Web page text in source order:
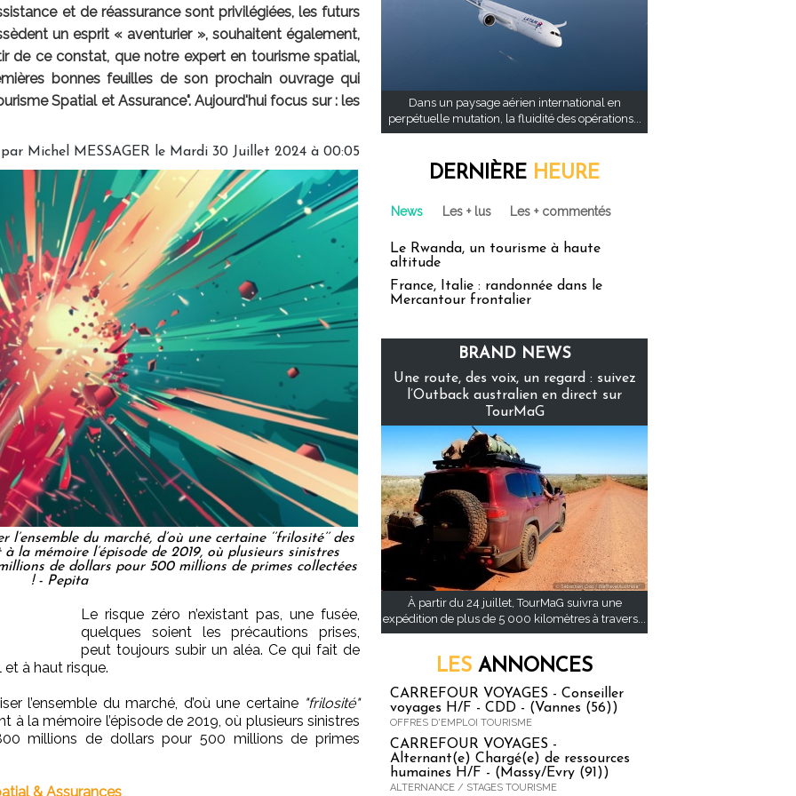
et de réassurance sont privilégiées, les futurs
un esprit « aventurier », souhaitent également,
de ce constat, que notre expert en tourisme spatial,
bonnes feuilles de son prochain ouvrage qui
Spatial et Assurance". Aujourd'hui focus sur : les
Michel MESSAGER le Mardi 30 Juillet 2024 à 00:05
du marché, d’où une certaine ‘’frilosité’’ des
la mémoire l’épisode de 2019, où plusieurs sinistres
de dollars pour 500 millions de primes collectées
! - Pepita
Le risque zéro n’existant pas, une fusée,
quelques soient les précautions prises,
peut toujours subir un aléa. Ce qui fait de
et à haut risque.
l’ensemble du marché, d’où une certaine "frilosité"
à la mémoire l’épisode de 2019, où plusieurs sinistres
millions de dollars pour 500 millions de primes
& Assurances
Dans un paysage aérien international en
perpétuelle mutation, la fluidité des opérations...
DERNIÈRE HEURE
News Les + lus Les + commentés
Le Rwanda, un tourisme à haute
altitude
France, Italie : randonnée dans le
Mercantour frontalier
BRAND NEWS
Une route, des voix, un regard : suivez
l’Outback australien en direct sur
TourMaG
À partir du 24 juillet, TourMaG suivra une
expédition de plus de 5 000 kilomètres à travers...
LES ANNONCES
CARREFOUR VOYAGES - Conseiller
voyages H/F - CDD - (Vannes (56))
OFFRES D'EMPLOI TOURISME
CARREFOUR VOYAGES -
Alternant(e) Chargé(e) de ressources
humaines H/F - (Massy/Evry (91))
ALTERNANCE / STAGES TOURISME